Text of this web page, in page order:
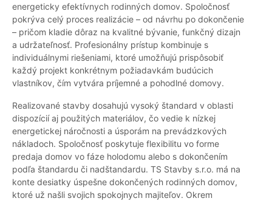
energeticky efektívnych rodinných domov. Spoločnosť
pokrýva celý proces realizácie – od návrhu po dokončenie
– pričom kladie dôraz na kvalitné bývanie, funkčný dizajn
a udržateľnosť. Profesionálny prístup kombinuje s
individuálnymi riešeniami, ktoré umožňujú prispôsobiť
každý projekt konkrétnym požiadavkám budúcich
vlastníkov, čím vytvára príjemné a pohodlné domovy.
Realizované stavby dosahujú vysoký štandard v oblasti
dispozícií aj použitých materiálov, čo vedie k nízkej
energetickej náročnosti a úsporám na prevádzkových
nákladoch. Spoločnosť poskytuje flexibilitu vo forme
predaja domov vo fáze holodomu alebo s dokončením
podľa štandardu či nadštandardu. TS Stavby s.r.o. má na
konte desiatky úspešne dokončených rodinných domov,
ktoré už našli svojich spokojnych majiteľov. Okrem